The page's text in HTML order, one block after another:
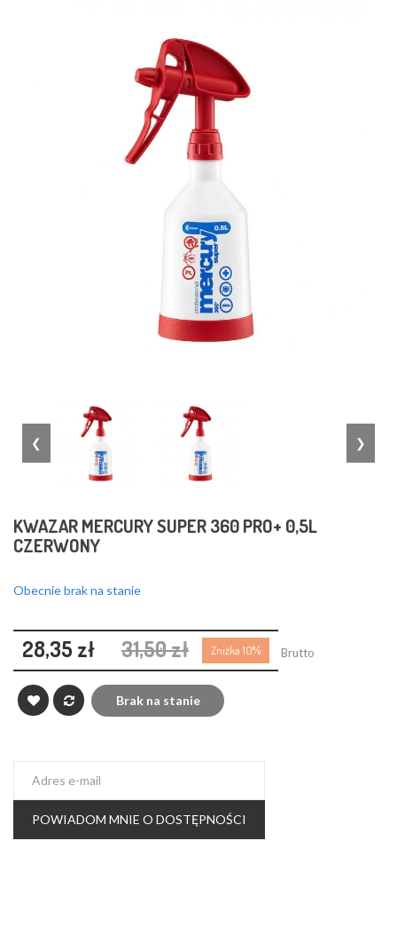
❮ ❯
KWAZAR MERCURY SUPER 360 PRO+ 0,5L
CZERWONY
Obecnie brak na stanie
28,35 zł 31,50 zł Zniżka 10% Brutto
Brak na stanie
POWIADOM MNIE O DOSTĘPNOŚCI